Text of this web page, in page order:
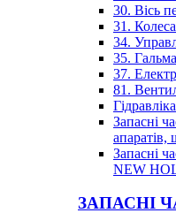
30. Вісь
31.
34.
35. Гальма
37.
81.
Гідравліка
Запасні
апаратів,
Запасні
NEW
ЗАПАСНІ